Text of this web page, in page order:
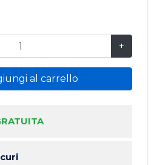
+
al carrello